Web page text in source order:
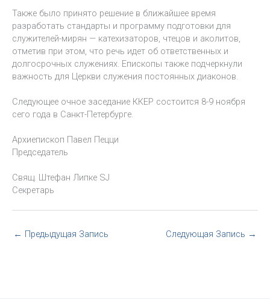
Также было принято решение в ближайшее время
разработать стандарты и программу подготовки для
служителей-мирян — катехизаторов, чтецов и аколитов,
отметив при этом, что речь идет об ответственных и
долгосрочных служениях. Епископы также подчеркнули
важность для Церкви служения постоянных диаконов.
Следующее очное заседание ККЕР состоится 8-9 ноября
сего года в Санкт-Петербурге.
Архиепископ Павел Пецци
Председатель
Свящ. Штефан Липке SJ
Секретарь
← Предыдущая Запись Следующая Запись →